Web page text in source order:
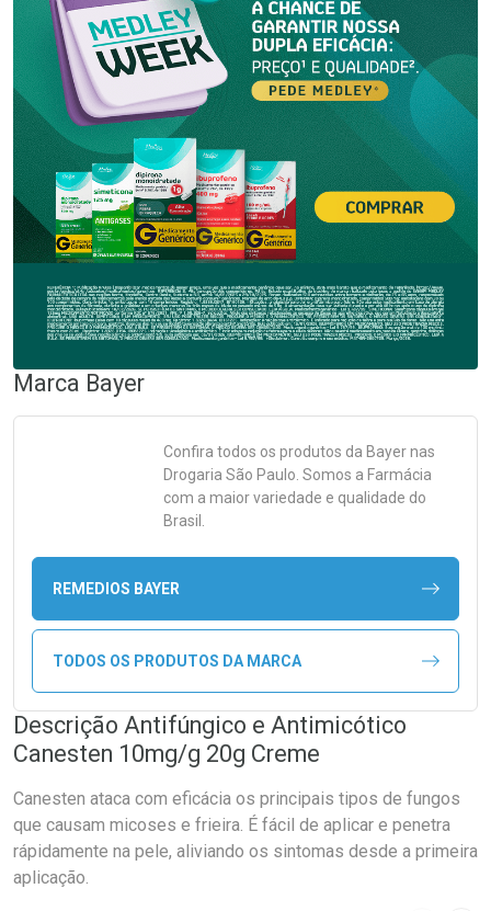
Marca Bayer
Confira todos os produtos da Bayernas
Drogaria São Paulo. Somos a Farmácia
com a maior variedade e qualidade do
Brasil.
REMEDIOS BAYER
TODOS OS PRODUTOS DA MARCA
Descrição Antifúngico e Antimicótico
Canesten 10mg/g 20g Creme
Canesten ataca com eficácia os principais tipos de fungos
que causam micoses e frieira. É fácil de aplicar e penetra
rápidamente na pele, aliviando os sintomas desde a primeira
aplicação.